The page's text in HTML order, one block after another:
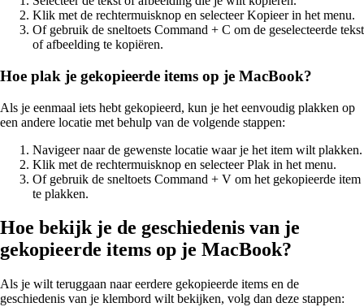
Klik met de rechtermuisknop en selecteer Kopieer in het menu.
Of gebruik de sneltoets Command + C om de geselecteerde tekst
of afbeelding te kopiëren.
Hoe plak je gekopieerde items op je MacBook?
Als je eenmaal iets hebt gekopieerd, kun je het eenvoudig plakken op
een andere locatie met behulp van de volgende stappen:
Navigeer naar de gewenste locatie waar je het item wilt plakken.
Klik met de rechtermuisknop en selecteer Plak in het menu.
Of gebruik de sneltoets Command + V om het gekopieerde item
te plakken.
Hoe bekijk je de geschiedenis van je
gekopieerde items op je MacBook?
Als je wilt teruggaan naar eerdere gekopieerde items en de
geschiedenis van je klembord wilt bekijken, volg dan deze stappen: